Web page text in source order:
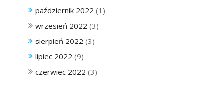
październik 2022 (1)
wrzesień 2022 (3)
sierpień 2022 (3)
lipiec 2022 (9)
czerwiec 2022 (3)